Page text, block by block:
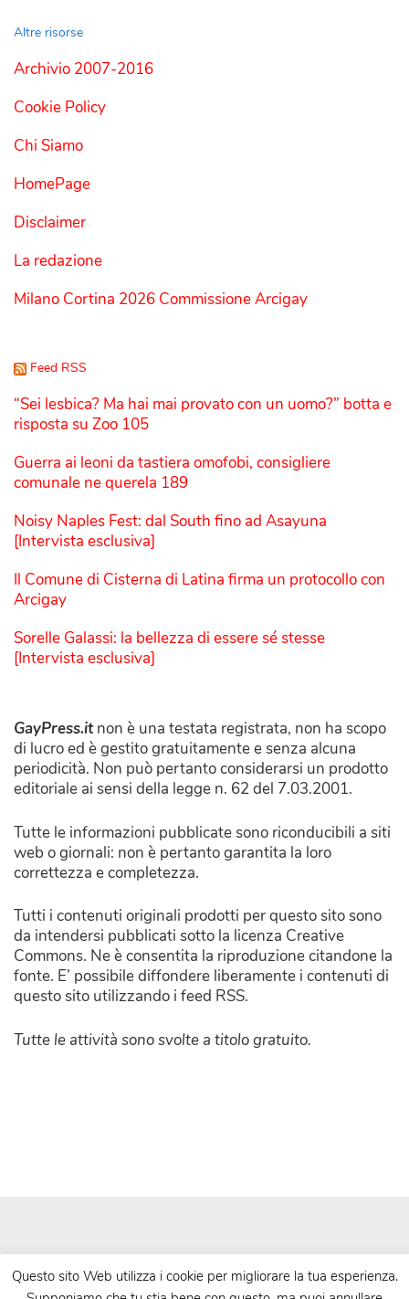
Altre risorse
Archivio 2007-2016
Cookie Policy
Chi Siamo
HomePage
Disclaimer
La redazione
Milano Cortina 2026 Commissione Arcigay
Feed RSS
“Sei lesbica? Ma hai mai provato con un uomo?” botta e
risposta su Zoo 105
Guerra ai leoni da tastiera omofobi, consigliere
comunale ne querela 189
Noisy Naples Fest: dal South fino ad Asayuna
[Intervista esclusiva]
Il Comune di Cisterna di Latina firma un protocollo con
Arcigay
Sorelle Galassi: la bellezza di essere sé stesse
[Intervista esclusiva]
GayPress.itnon è una testata registrata, non ha scopo
di lucro ed è gestito gratuitamente e senza alcuna
periodicità. Non può pertanto considerarsi un prodotto
editoriale ai sensi della legge n. 62 del 7.03.2001.
Tutte le informazioni pubblicate sono riconducibili a siti
web o giornali: non è pertanto garantita la loro
correttezza e completezza.
Tutti i contenuti originali prodotti per questo sito sono
da intendersi pubblicati sotto la licenza Creative
Commons. Ne è consentita la riproduzione citandone la
fonte. E’ possibile diffondere liberamente i contenuti di
questo sito utilizzando i feed RSS.
Tutte le attività sono svolte a titolo gratuito.
Questo sito Web utilizza i cookie per migliorare la tua esperienza.